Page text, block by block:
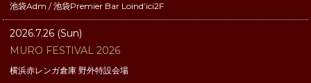
池袋Adm / 池袋Premier Bar Loind’ici2F
2026.7.26 (Sun)
MURO FESTIVAL 2026
横浜赤レンガ倉庫 野外特設会場